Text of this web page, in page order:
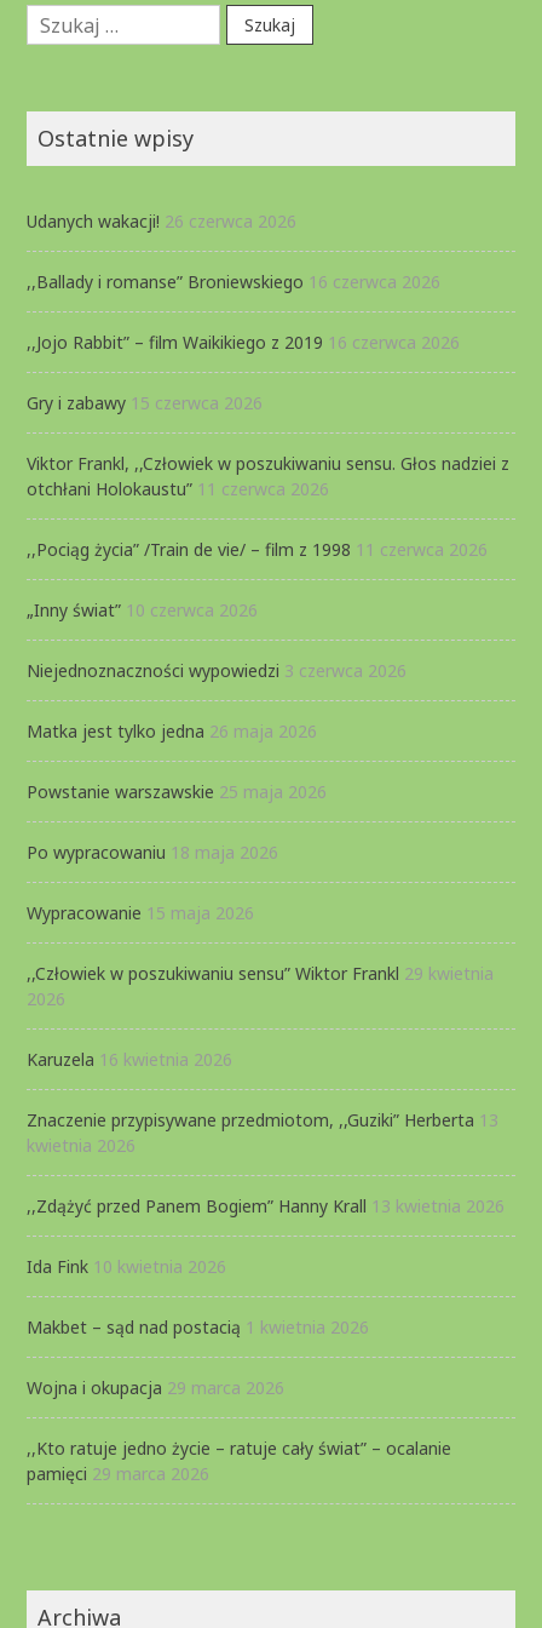
Szukaj:
Ostatnie wpisy
Udanych wakacji! 26 czerwca 2026
,,Ballady i romanse” Broniewskiego 16 czerwca 2026
,,Jojo Rabbit” – film Waikikiego z 2019 16 czerwca 2026
Gry i zabawy 15 czerwca 2026
Viktor Frankl, ,,Człowiek w poszukiwaniu sensu. Głos nadziei z
otchłani Holokaustu” 11 czerwca 2026
,,Pociąg życia” /Train de vie/ – film z 1998 11 czerwca 2026
„Inny świat” 10 czerwca 2026
Niejednoznaczności wypowiedzi 3 czerwca 2026
Matka jest tylko jedna 26 maja 2026
Powstanie warszawskie 25 maja 2026
Po wypracowaniu 18 maja 2026
Wypracowanie 15 maja 2026
,,Człowiek w poszukiwaniu sensu” Wiktor Frankl 29 kwietnia
2026
Karuzela 16 kwietnia 2026
Znaczenie przypisywane przedmiotom, ,,Guziki” Herberta 13
kwietnia 2026
,,Zdążyć przed Panem Bogiem” Hanny Krall 13 kwietnia 2026
Ida Fink 10 kwietnia 2026
Makbet – sąd nad postacią 1 kwietnia 2026
Wojna i okupacja 29 marca 2026
,,Kto ratuje jedno życie – ratuje cały świat” – ocalanie
pamięci 29 marca 2026
Archiwa